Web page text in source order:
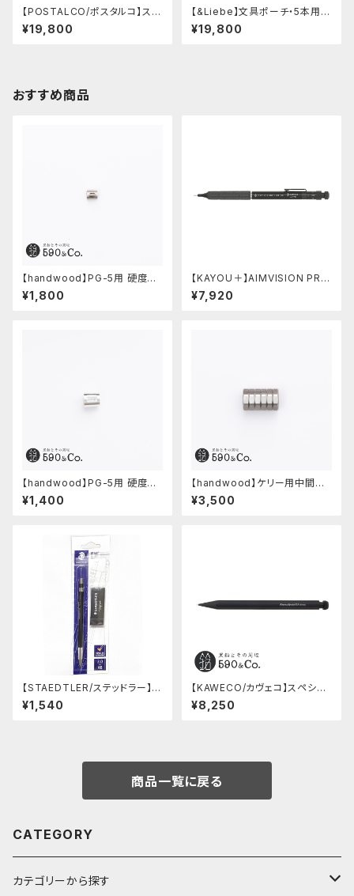
【POSTALCO/ポスタルコ】スナ
ップペンケース (Navy Blue)
¥19,800
【&Liebe】文具ポーチ・5本用
(スムースブラック)
¥19,800
おすすめ商品
【handwood】PG-5用 硬度表
示窓 (ステンレス/楕円窓)
¥1,800
【KAYOU＋】AIMVISION PR
O/エイムビジョンプロ (メテオブ
ラック)
¥7,920
【handwood】PG-5用 硬度表
示窓 (アルミ/長方形)
¥1,400
【handwood】ケリー用中間パ
ーツ/カスタムグリップ (八角形/
ステンレス)
¥3,500
【STAEDTLER/ステッドラー】マ
ルス テクニコ芯ホルダー ブラッ
ク・限定 字消し付セット
¥1,540
【KAWECO/カヴェコ】スペシャ
ルペンシル(0.5mm)
¥8,250
商品一覧に戻る
CATEGORY
カテゴリーから探す